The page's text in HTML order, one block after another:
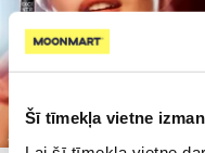
Šī tīmekļa vietne